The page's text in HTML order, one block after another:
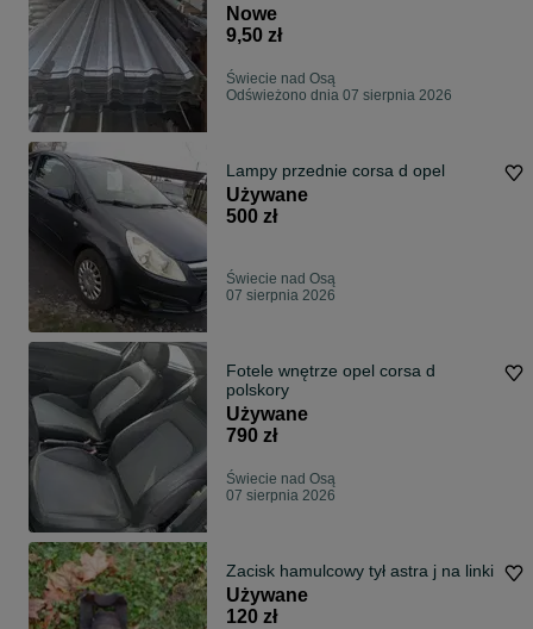
Nowe
9,50 zł
Świecie nad Osą
Odświeżono dnia 07 sierpnia 2026
Lampy przednie corsa d opel
Używane
500 zł
Świecie nad Osą
07 sierpnia 2026
Fotele wnętrze opel corsa d
polskory
Używane
790 zł
Świecie nad Osą
07 sierpnia 2026
Zacisk hamulcowy tył astra j na linki
Używane
120 zł